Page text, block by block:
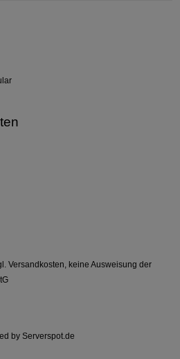
Versandkosten , keine Ausweisung der
by Serverspot.de